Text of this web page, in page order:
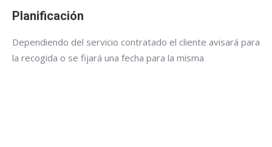
Planificación
Dependiendo del servicio contratado el cliente avisará para
la recogida o se fijará una fecha para la misma